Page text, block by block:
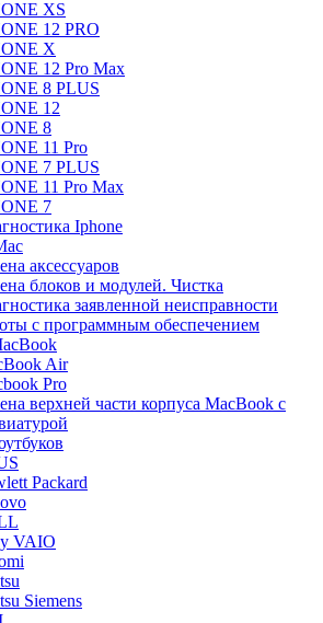
XS
12 PRO
X
12 Pro Max
8 PLUS
12
8
11 Pro
7 PLUS
11 Pro Max
7
Iphone
аксессуаров
блоков и модулей. Чистка
заявленной неисправности
с программным обеспечением
Air
Pro
верхней части корпуса MacBook с
Packard
VAIO
Siemens